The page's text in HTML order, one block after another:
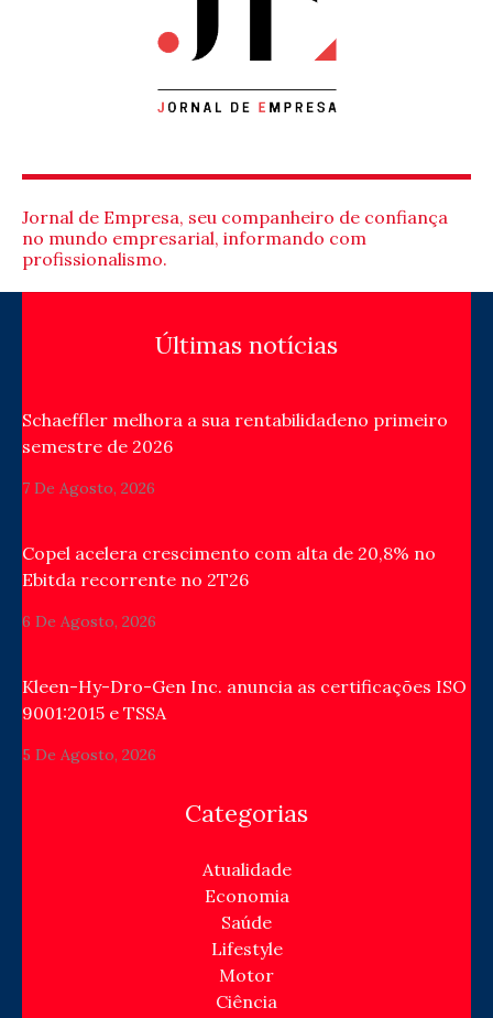
Jornal de Empresa, seu companheiro de confiança
no mundo empresarial, informando com
profissionalismo.
Últimas notícias
Schaeffler melhora a sua rentabilidadeno primeiro
semestre de 2026
7 De Agosto, 2026
Copel acelera crescimento com alta de 20,8% no
Ebitda recorrente no 2T26
6 De Agosto, 2026
Kleen-Hy-Dro-Gen Inc. anuncia as certificações ISO
9001:2015 e TSSA
5 De Agosto, 2026
Categorias
Atualidade
Economia
Saúde
Lifestyle
Motor
Ciência